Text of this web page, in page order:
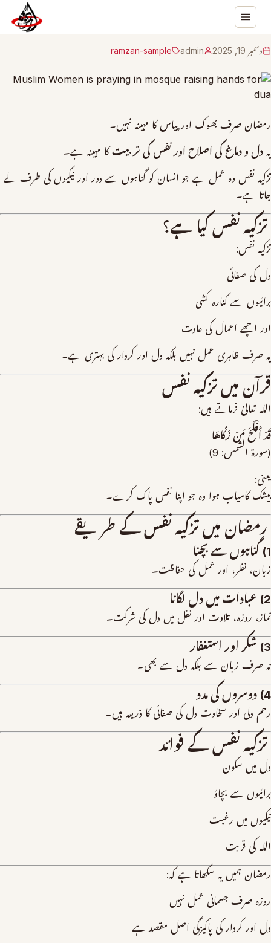
دسمبر 19, 2025 admin
ramzan-sample
رمضان صرف بھوک اور پیاس کا مہینہ نہیں۔
یہ دل و دماغ کی اصلاح اور نفس کی تربیت کا مہینہ ہے۔
تزکیہ نفس وہ عمل ہے جو انسان کو گناہوں سے دور اور نیکیوں کی طرف لے
جاتا ہے۔
تزکیہ نفس کیا ہے؟
تزکیہ نفس:
دل کی صفائی
برائیوں سے کنارہ کشی
اور اچھے اعمال کی عادت
یہ صرف ظاہری عمل نہیں بلکہ دل اور کردار کی بہتری ہے۔
قرآن میں تزکیہ نفس
اللہ تعالیٰ فرماتے ہیں:
قَدْ أَفْلَحَ مَنْ زَكَّاهَا
(سورۃ الشمس: 9)
یعنی:
بیشک کامیاب ہوا وہ جو اپنا نفس پاک کرے۔
رمضان میں تزکیہ نفس کے طریقے
1) گناہوں سے بچنا
زبان، نظر، اور عمل کی حفاظت۔
2) عبادات میں دل لگانا
نماز، روزہ، تلاوت اور نفل میں دل کی شرکت۔
3) شکر اور استغفار
نہ صرف زبان سے بلکہ دل سے بھی۔
4) دوسروں کی مدد
رحم دلی اور سخاوت دل کی صفائی کا ذریعہ ہیں۔
تزکیہ نفس کے فوائد
دل میں سکون
برائیوں سے بچاؤ
نیکیوں میں رغبت
اللہ کی قربت
رمضان ہمیں یہ سکھاتا ہے کہ:
روزہ صرف جسمانی عمل نہیں
دل اور کردار کی پاکیزگی اصل مقصد ہے